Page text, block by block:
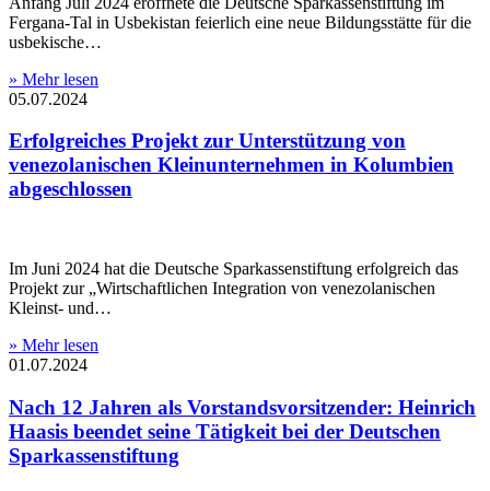
Fergana-Tal in Usbekistan feierlich eine neue Bildungsstätte für die
usbekische…
» Mehr lesen
05.07.2024
Erfolgreiches Projekt zur Unterstützung von
venezolanischen Kleinunternehmen in Kolumbien
abgeschlossen
Im Juni 2024 hat die Deutsche Sparkassenstiftung erfolgreich das
Projekt zur „Wirtschaftlichen Integration von venezolanischen
Kleinst- und…
» Mehr lesen
01.07.2024
Nach 12 Jahren als Vorstandsvorsitzender: Heinrich
Haasis beendet seine Tätigkeit bei der Deutschen
Sparkassenstiftung